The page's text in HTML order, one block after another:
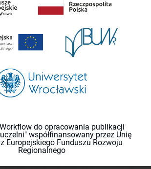
do opracowania publikacji
współfinansowany przez Unię
Europejskiego Funduszu Rozwoju
Regionalnego